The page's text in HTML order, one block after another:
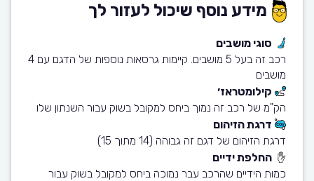
מידע נוסף שיכול לעזור לך
סוגי מושבים
רכב זה בעל 5 מושבים. קיימות גרסאות נוספות של הדגם עם 4
מושבים
קילומטראז׳
הק"מ של רכב זה נמוך ביחס למקובל בשוק עבור השנתון שלו
דרגת הזיהום
דרגת הזיהום של דגם זה גבוהה (14 מתוך 15)
החלפת ידיים
כמות הידיים שהרכב עבר נמוכה ביחס למקובל בשוק עבור